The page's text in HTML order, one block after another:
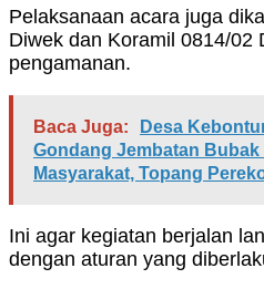
Pelaksanaan acara juga
Diwek dan Koramil 0814/02
pengamanan.
Baca Juga:
Desa
Gondang Jembatan
Masyarakat, Topang
Ini agar kegiatan berjalan
dengan aturan yang